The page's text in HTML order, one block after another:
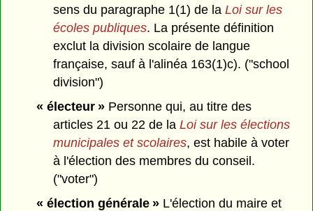
sens du paragraphe 1(1) de laLoi sur les
écoles publiques. La présente définition
exclut la division scolaire de langue
française, sauf à l'alinéa 163(1)c). ("school
division")
« électeur »Personne qui, au titre des
articles 21 ou 22 de laLoi sur les élections
municipales et scolaires, est habile à voter
à l'élection des membres du conseil.
("voter")
« élection générale »L'élection du maire et